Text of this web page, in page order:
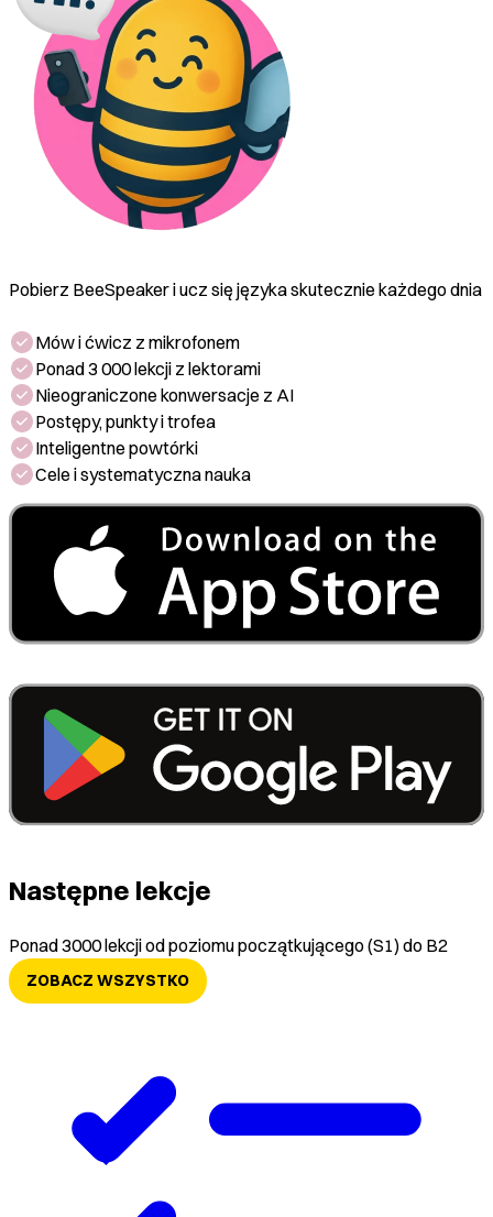
Pobierz BeeSpeaker i ucz się języka skutecznie każdego dnia
Mów i ćwicz z mikrofonem
Ponad 3 000 lekcji z lektorami
Nieograniczone konwersacje z AI
Postępy, punkty i trofea
Inteligentne powtórki
Cele i systematyczna nauka
Następne lekcje
Ponad 3000 lekcji od poziomu początkującego (S1) do B2
ZOBACZ WSZYSTKO